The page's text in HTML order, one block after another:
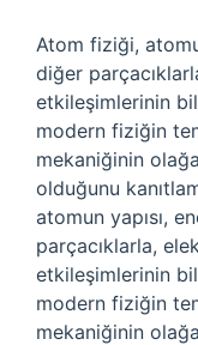
Atom fiziği,
diğer
etkileşimlerinin
modern fiziğin
mekaniğinin
olduğunu
atomun yapısı,
parçacıklarla,
etkileşimlerinin
modern fiziğin
mekaniğinin